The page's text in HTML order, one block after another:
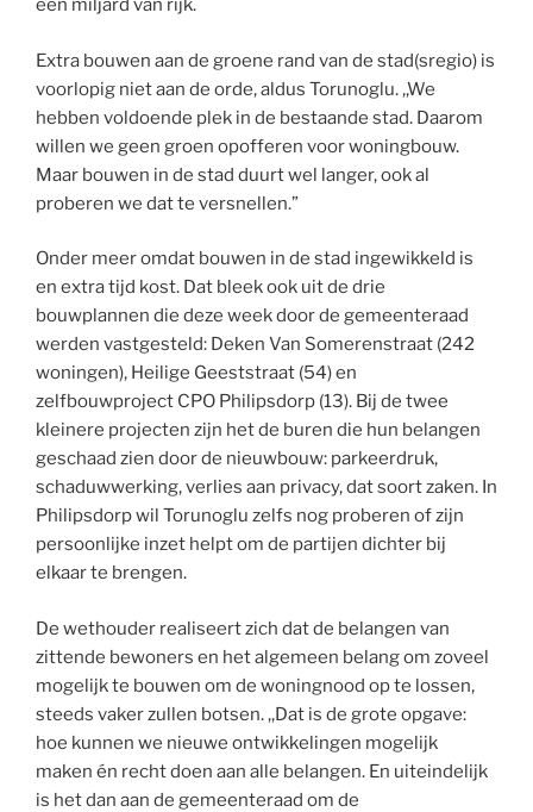
één miljard van rijk.
Extra bouwen aan de groene rand van de stad(sregio) is
voorlopig niet aan de orde, aldus Torunoglu. ,,We
hebben voldoende plek in de bestaande stad. Daarom
willen we geen groen opofferen voor woningbouw.
Maar bouwen in de stad duurt wel langer, ook al
proberen we dat te versnellen.”
Onder meer omdat bouwen in de stad ingewikkeld is
en extra tijd kost. Dat bleek ook uit de drie
bouwplannen die deze week door de gemeenteraad
werden vastgesteld: Deken Van Somerenstraat (242
woningen), Heilige Geeststraat (54) en
zelfbouwproject CPO Philipsdorp (13). Bij de twee
kleinere projecten zijn het de buren die hun belangen
geschaad zien door de nieuwbouw: parkeerdruk,
schaduwwerking, verlies aan privacy, dat soort zaken. In
Philipsdorp wil Torunoglu zelfs nog proberen of zijn
persoonlijke inzet helpt om de partijen dichter bij
elkaar te brengen.
De wethouder realiseert zich dat de belangen van
zittende bewoners en het algemeen belang om zoveel
mogelijk te bouwen om de woningnood op te lossen,
steeds vaker zullen botsen. ,,Dat is de grote opgave:
hoe kunnen we nieuwe ontwikkelingen mogelijk
maken én recht doen aan alle belangen. En uiteindelijk
is het dan aan de gemeenteraad om de